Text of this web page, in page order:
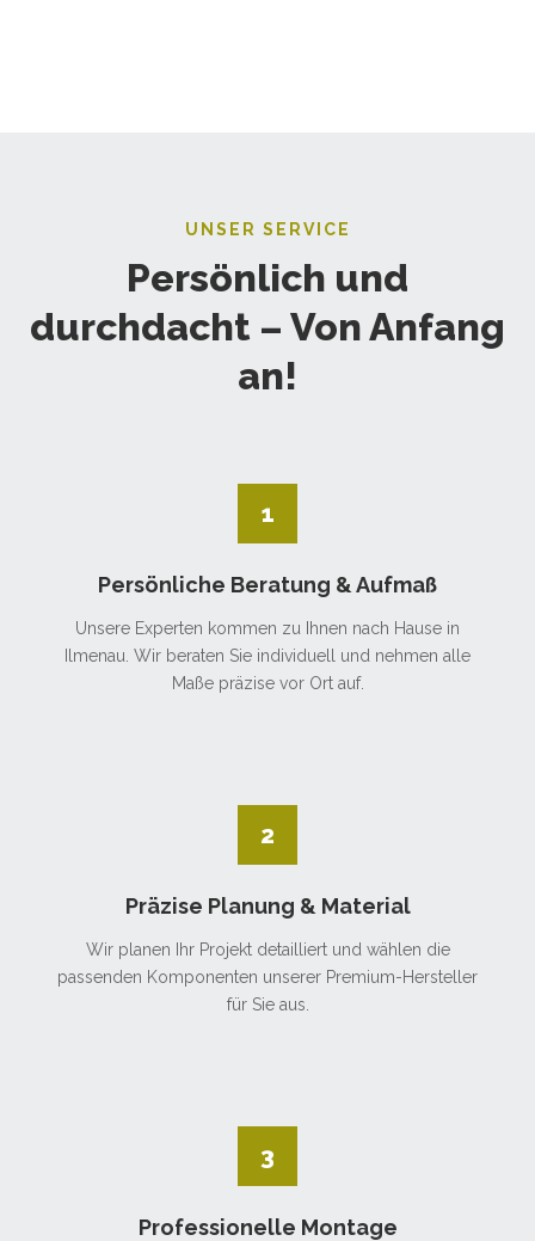
UNSER SERVICE
Persönlich und
durchdacht – Von Anfang
an!
1
Persönliche Beratung & Aufmaß
Unsere Experten kommen zu Ihnen nach Hause in
Ilmenau. Wir beraten Sie individuell und nehmen alle
Maße präzise vor Ort auf.
2
Präzise Planung & Material
Wir planen Ihr Projekt detailliert und wählen die
passenden Komponenten unserer Premium-Hersteller
für Sie aus.
3
Professionelle Montage